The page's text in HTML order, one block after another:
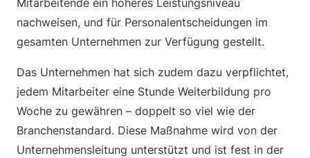
Mitarbeitende ein höheres Leistungsniveau
nachweisen, und für Personalentscheidungen im
gesamten Unternehmen zur Verfügung gestellt.
Das Unternehmen hat sich zudem dazu verpflichtet,
jedem Mitarbeiter eine Stunde Weiterbildung pro
Woche zu gewähren – doppelt so viel wie der
Branchenstandard. Diese Maßnahme wird von der
Unternehmensleitung unterstützt und ist fest in der